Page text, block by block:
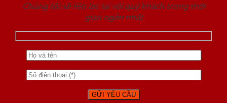
Chúng tôi sẽ liên lạc lại với quý khách trong thời
gian ngắn nhất